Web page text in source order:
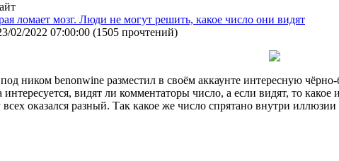
ломает мозг. Люди не могут решить, какое число они видят
02/2022 07:00:00 (1505 прочтений)
под ником benonwine разместил в своём аккаунте интересную
видят ли комментаторы число, а если видят, то
всех оказался разный. Так какое же число спрятано внутри